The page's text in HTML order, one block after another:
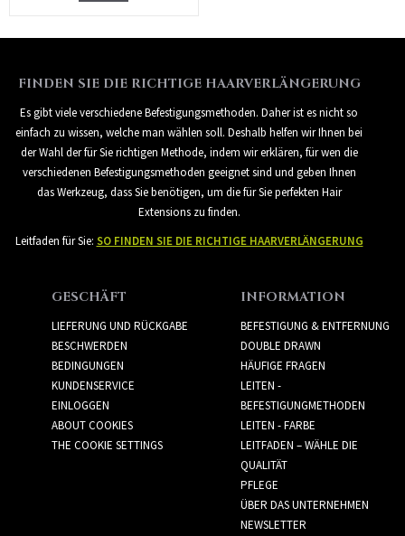
FINDEN SIE DIE RICHTIGE HAARVERLÄNGERUNG
Es gibt viele verschiedene Befestigungsmethoden. Daher ist es nicht so
einfach zu wissen, welche man wählen soll. Deshalb helfen wir Ihnen bei
der Wahl der für Sie richtigen Methode, indem wir erklären, für wen die
verschiedenen Befestigungsmethoden geeignet sind und geben Ihnen
das Werkzeug, dass Sie benötigen, um die für Sie perfekten Hair
Extensions zu finden.
Leitfaden für Sie: SO FINDEN SIE DIE RICHTIGE HAARVERLÄNGERUNG
GESCHÄFT
LIEFERUNG UND RÜCKGABE
BESCHWERDEN
BEDINGUNGEN
KUNDENSERVICE
EINLOGGEN
ABOUT COOKIES
THE COOKIE SETTINGS
INFORMATION
BEFESTIGUNG & ENTFERNUNG
DOUBLE DRAWN
HÄUFIGE FRAGEN
LEITEN -
BEFESTIGUNGMETHODEN
LEITEN - FARBE
LEITFADEN – WÄHLE DIE
QUALITÄT
PFLEGE
ÜBER DAS UNTERNEHMEN
NEWSLETTER